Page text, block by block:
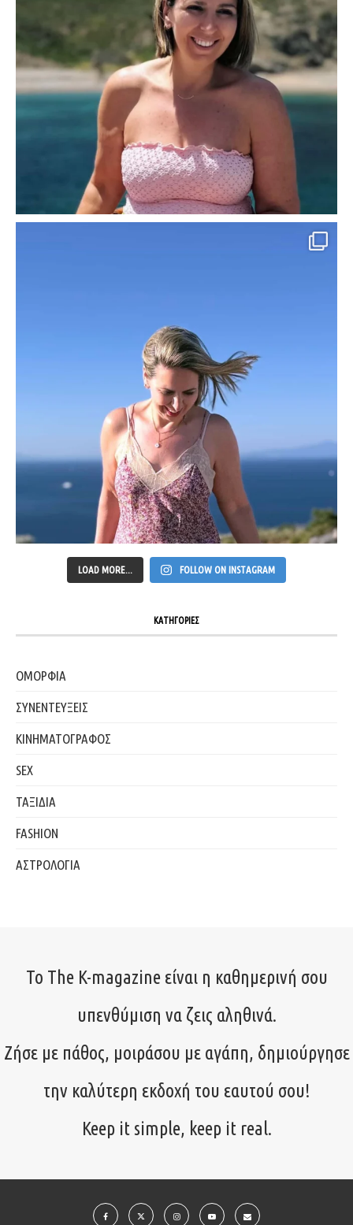
LOAD MORE... FOLLOW ON INSTAGRAM
ΚΑΤΗΓΟΡΙΕΣ
ΟΜΟΡΦΙΑ
ΣΥΝΕΝΤΕΥΞΕΙΣ
ΚΙΝΗΜΑΤΟΓΡΑΦΟΣ
SEX
ΤΑΞΙΔΙΑ
FASHION
ΑΣΤΡΟΛΟΓΙΑ
Το The K-magazine είναι η καθημερινή σου
υπενθύμιση να ζεις αληθινά.
Ζήσε με πάθος, μοιράσου με αγάπη, δημιούργησε
την καλύτερη εκδοχή του εαυτού σου!
Keep it simple, keep it real.